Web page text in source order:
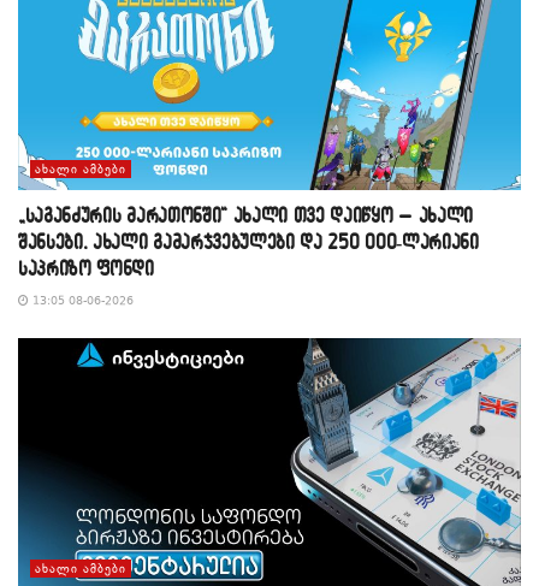
ᲐᲮᲐᲚᲘ ᲐᲛᲑᲔᲑᲘ
„საგანძურის მარათონში“ ახალი თვე დაიწყო – ახალი
შანსები, ახალი გამარჯვებულები და 250 000-ლარიანი
საპრიზო ფონდი
13:05 08-06-2026
ᲐᲮᲐᲚᲘ ᲐᲛᲑᲔᲑᲘ